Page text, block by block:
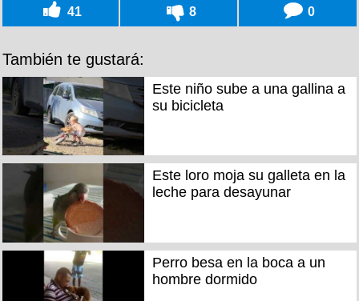
41 8 0
También te gustará:
Este niño sube a una gallina a
su bicicleta
Este loro moja su galleta en la
leche para desayunar
Perro besa en la boca a un
hombre dormido